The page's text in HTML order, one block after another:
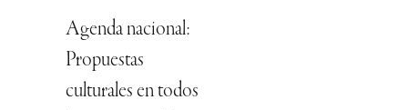
Agenda nacional:
Propuestas
culturales en todos